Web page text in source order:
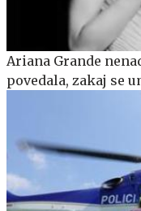
Ariana Grande
povedala, zakaj se